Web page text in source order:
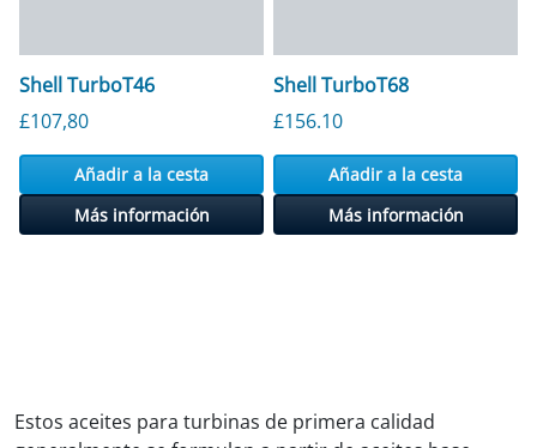
Shell TurboT46
£107,80
Añadir a la cesta
Más información
Shell TurboT68
£156.10
Añadir a la cesta
Más información
Estos aceites para turbinas de primera calidad